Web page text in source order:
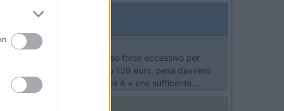
in camper per il peso forse eccessivo per
da 15,6 pollici prezzo 109 euro, pesa davvero
dell'Hair che a 30 già è + che sufficente...